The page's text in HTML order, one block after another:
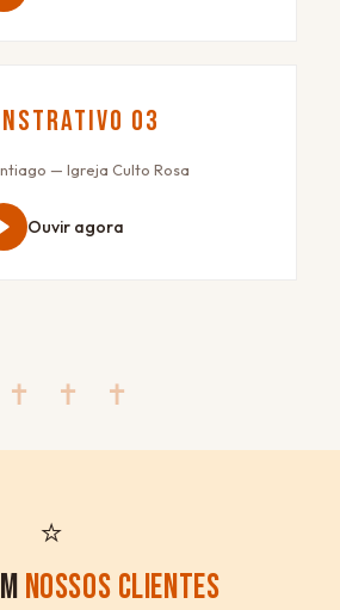
03
— Igreja Culto Rosa
Ouvir agora
✝ ✝ ✝
⭐
NOSSOS CLIENTES